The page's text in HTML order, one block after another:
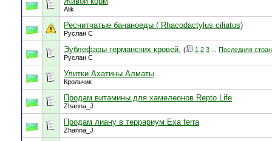
Alik
Реснитчатые бананоеды ( Rhacodactylus ciliatus)
Руслан С
Эублефары германских кровей. ( 1 2 3
Последняя
Руслан С
Улитки Ахатины Алматы
Крольчик
Продам витамины для хамелеонов Repto Life
Zhanna_J
Продам лиану в террариум Exa terra
Zhanna_J